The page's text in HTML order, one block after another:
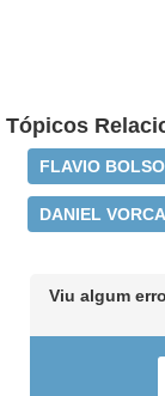
Tópicos
FLAVIO
DANIEL
Viu algum